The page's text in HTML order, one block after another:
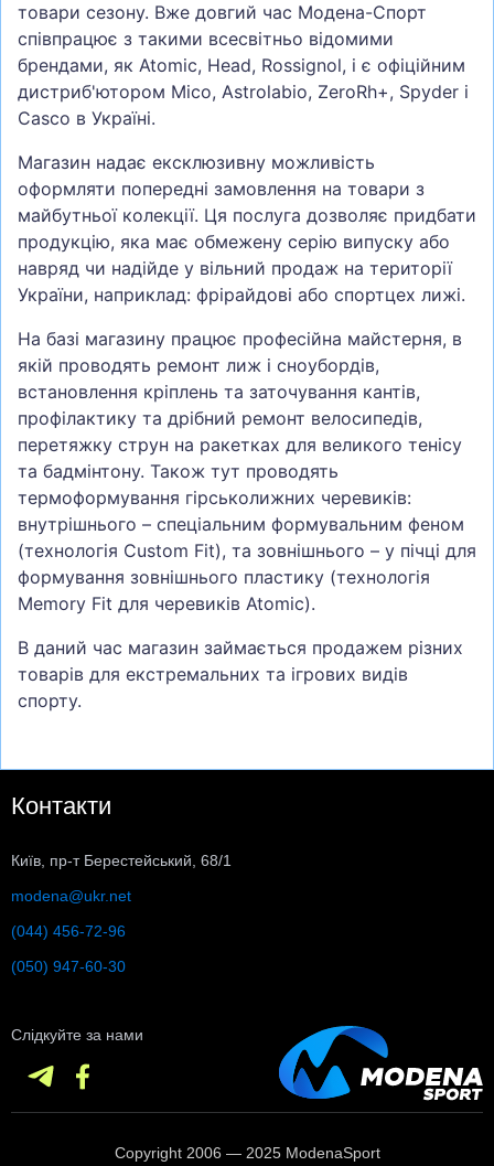
товари сезону. Вже довгий час Модена-Спорт
співпрацює з такими всесвітньо відомими
брендами, як Atomic, Head, Rossignol, і є офіційним
дистриб'ютором Mico, Astrolabio, ZeroRh+, Spyder і
Casco в Україні.
Магазин надає ексклюзивну можливість
оформляти попередні замовлення на товари з
майбутньої колекції. Ця послуга дозволяє придбати
продукцію, яка має обмежену серію випуску або
навряд чи надійде у вільний продаж на території
України, наприклад: фрірайдові або спортцех лижі.
На базі магазину працює професійна майстерня, в
якій проводять ремонт лиж і сноубордів,
встановлення кріплень та заточування кантів,
профілактику та дрібний ремонт велосипедів,
перетяжку струн на ракетках для великого тенісу
та бадмінтону. Також тут проводять
термоформування гірськолижних черевиків:
внутрішнього – спеціальним формувальним феном
(технологія Custom Fit), та зовнішнього – у пічці для
формування зовнішнього пластику (технологія
Memory Fit для черевиків Atomic).
В даний час магазин займається продажем різних
товарів для екстремальних та ігрових видів
спорту.
Контакти
Київ, пр-т Берестейський, 68/1
modena@ukr.net
(044) 456-72-96
(050) 947-60-30
Слідкуйте за нами
Copyright 2006 — 2025 ModenaSport